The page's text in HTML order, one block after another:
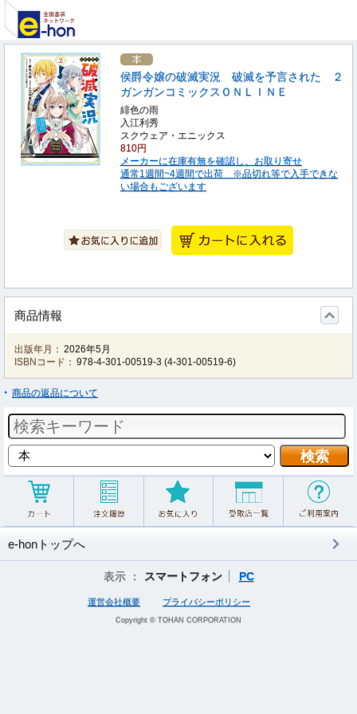
侯爵令嬢の破滅実況 破滅を予言された ２
ガンガンコミックスＯＮＬＩＮＥ
緋色の雨
入江利秀
スクウェア・エニックス
810円
メーカーに在庫有無を確認し、お取り寄せ
通常1週間~4週間で出荷 ※品切れ等で入手できな
い場合もございます
商品情報
出版年月： 2026年5月
ISBNコード： 978-4-301-00519-3 (4-301-00519-6)
商品の返品について
e-honトップへ
表示 ： スマートフォン PC
運営会社概要 プライバシーポリシー
Copyright © TOHAN CORPORATION